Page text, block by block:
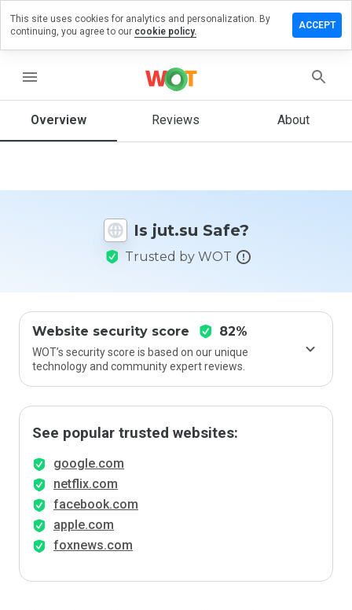
menu
Overview Reviews About
Is jut.su Safe?
Trusted by WOT
Website security score 82%
WOT’s security score is based on our unique
technology and community expert reviews.
See popular trusted websites:
google.com
netflix.com
facebook.com
apple.com
foxnews.com
would
This site uses cookies for analytics and personalization. By
continuing, you agree to our cookie policy.
ACCEPT